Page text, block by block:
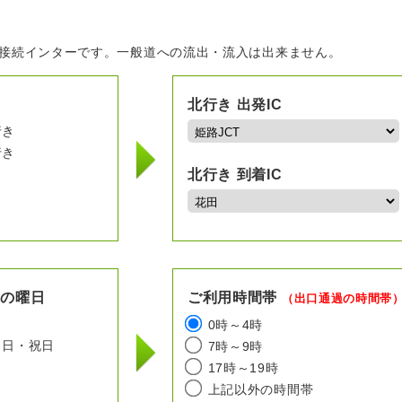
インターです。一般道への流出・流入は出来ません。
北行き 出発IC
北行き 到着IC
曜日
・祝日
ご利用時間帯 （出口通過の時間帯
0時～4時
7時～9時
17時～19時
上記以外の時間帯